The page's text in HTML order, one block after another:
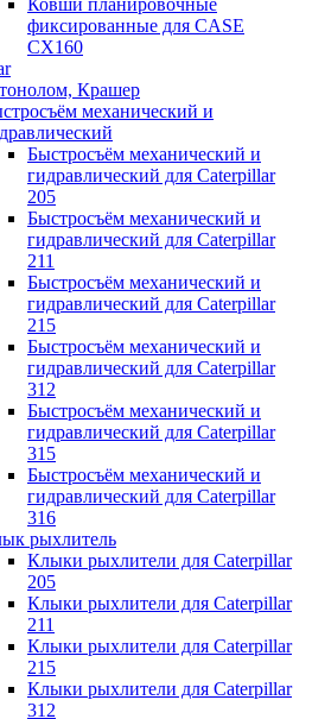
Ковши планировочные
фиксированные для CASE
CX160
Крашер
механический и
Быстросъём механический и
гидравлический для Caterpillar
205
Быстросъём механический и
гидравлический для Caterpillar
211
Быстросъём механический и
гидравлический для Caterpillar
215
Быстросъём механический и
гидравлический для Caterpillar
312
Быстросъём механический и
гидравлический для Caterpillar
315
Быстросъём механический и
гидравлический для Caterpillar
316
рыхлитель
Клыки рыхлители для Caterpillar
205
Клыки рыхлители для Caterpillar
211
Клыки рыхлители для Caterpillar
215
Клыки рыхлители для Caterpillar
312